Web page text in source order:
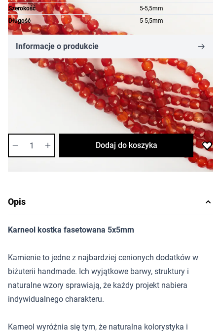
Szerokość
5-5,5mm
Długość
5-5,5mm
Informacje o produkcie
41,82 zł
Dostępność:wysoka
Dodaj do koszyka
Opis
Karneol kostka fasetowana 5x5mm
Kamienie to jedne z najbardziej cenionych dodatków w
biżuterii handmade. Ich wyjątkowe barwy, struktury i
naturalne wzory sprawiają, że każdy projekt nabiera
indywidualnego charakteru.
Karneol wyróżnia się tym, że naturalna kolorystyka i